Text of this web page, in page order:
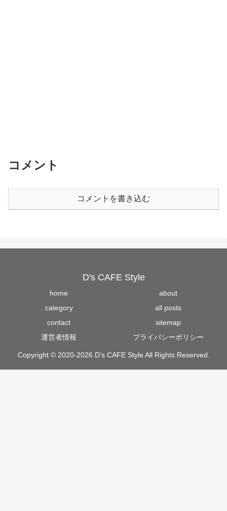
コメント
コメントを書き込む
D's CAFE Style
home
about
category
all posts
contact
sitemap
運営者情報
プライバシーポリシー
Copyright © 2020-2026 D's CAFE Style All Rights Reserved.